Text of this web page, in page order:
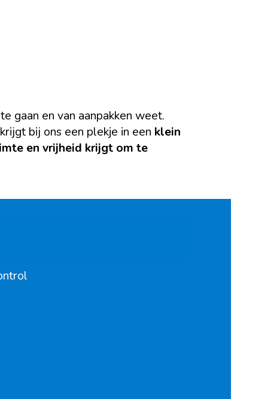
te gaan en van aanpakken weet.
bij ons een plekje in een klein
en vrijheid krijgt om te